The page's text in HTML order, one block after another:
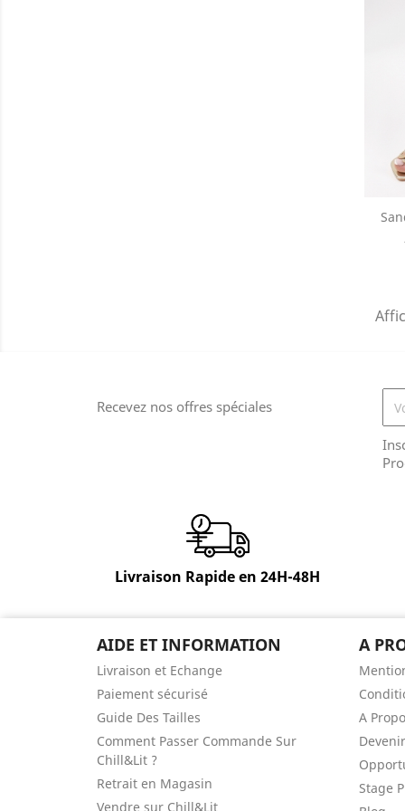
Recevez nos offres spéciales
Livraison Rapide en 24H-48H
AIDE ET INFORMATION
Livraison et Echange
Paiement sécurisé
Guide Des Tailles
Comment Passer Commande Sur
Chill&Lit ?
Retrait en Magasin
Vendre sur Chill&Lit
A
A
Stage